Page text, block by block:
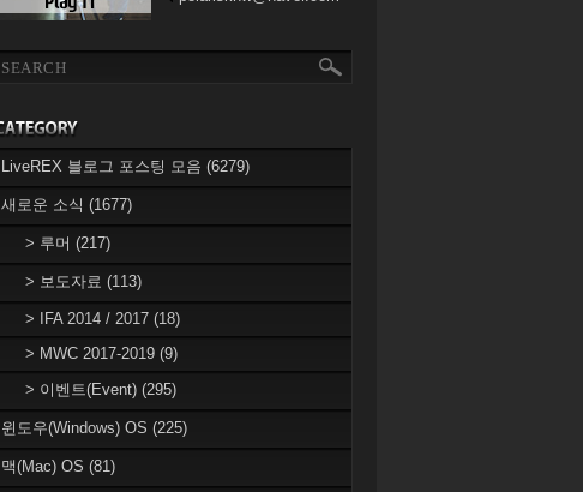
LiveREX 블로그 포스팅 모음 (6279)
새로운 소식 (1677)
> 루머 (217)
> 보도자료 (113)
> IFA 2014 / 2017 (18)
> MWC 2017-2019 (9)
> 이벤트(Event) (295)
윈도우(Windows) OS (225)
맥(Mac) OS (81)